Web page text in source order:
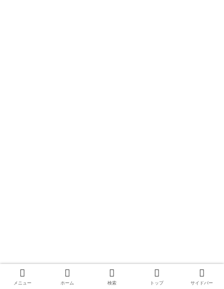
メニュー ホーム 検索 トップ サイドバー